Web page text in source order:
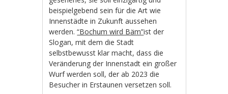
beispielgebend sein für die Art wie
Innenstädte in Zukunft aussehen
werden.“Bochum wird Bäm”ist der
Slogan, mit dem die Stadt
selbstbewusst klar macht, dass die
Veränderung der Innenstadt ein großer
Wurf werden soll, der ab 2023 die
Besucher in Erstaunen versetzen soll.